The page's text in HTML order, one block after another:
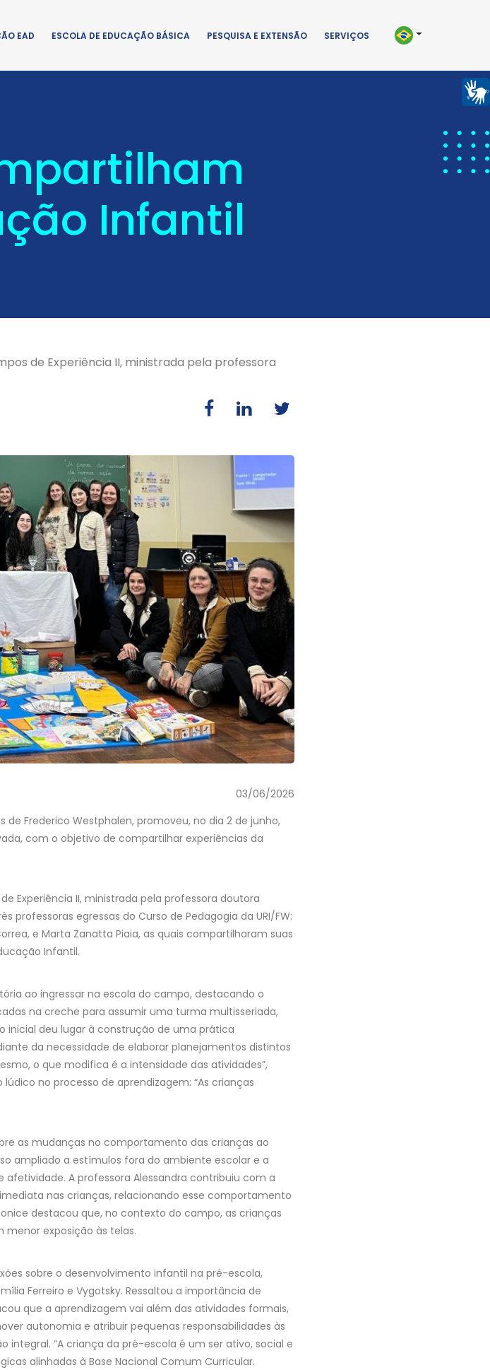
EAD ESCOLA DE EDUCAÇÃO BÁSICA PESQUISA E EXTENSÃO SERVIÇOS
Infantil
de Experiência II, ministrada pela professora
03/06/2026
de Frederico Westphalen, promoveu, no dia 2 de junho,
com o objetivo de compartilhar experiências da
Experiência II, ministrada pela professora doutora
professoras egressas do Curso de Pedagogia da URI/FW:
e Marta Zanatta Piaia, as quais compartilharam suas
Infantil.
ao ingressar na escola do campo, destacando o
na creche para assumir uma turma multisseriada,
inicial deu lugar à construção de uma prática
da necessidade de elaborar planejamentos distintos
o que modifica é a intensidade das atividades”,
no processo de aprendizagem: “As crianças
as mudanças no comportamento das crianças ao
ampliado a estímulos fora do ambiente escolar e a
A professora Alessandra contribuiu com a
nas crianças, relacionando esse comportamento
destacou que, no contexto do campo, as crianças
menor exposição às telas.
sobre o desenvolvimento infantil na pré-escola,
Ferreiro e Vygotsky. Ressaltou a importância de
que a aprendizagem vai além das atividades formais,
autonomia e atribuir pequenas responsabilidades às
“A criança da pré-escola é um ser ativo, social e
alinhadas à Base Nacional Comum Curricular.